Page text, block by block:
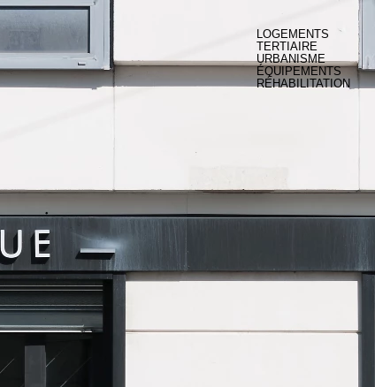
LOGEMENTS
TERTIAIRE
URBANISME
ÉQUIPEMENTS
RÉHABILITATION